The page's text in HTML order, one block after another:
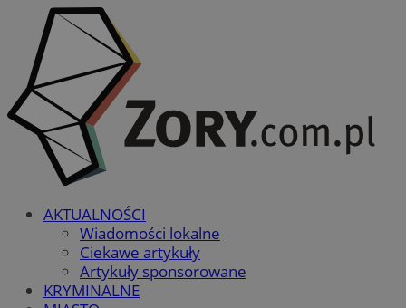
AKTUALNOŚCI
Wiadomości lokalne
Ciekawe artykuły
Artykuły sponsorowane
KRYMINALNE